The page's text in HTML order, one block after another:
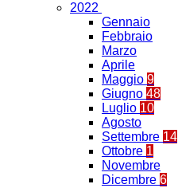
2022
Gennaio
Febbraio
Marzo
Aprile
Maggio 9
Giugno 48
Luglio 10
Agosto
Settembre 14
Ottobre 1
Novembre
Dicembre 6